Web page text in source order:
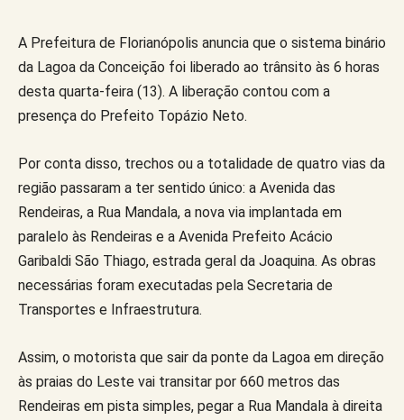
A Prefeitura de Florianópolis anuncia que o sistema binário
da Lagoa da Conceição foi liberado ao trânsito às 6 horas
desta quarta-feira (13). A liberação contou com a
presença do Prefeito Topázio Neto.
Por conta disso, trechos ou a totalidade de quatro vias da
região passaram a ter sentido único: a Avenida das
Rendeiras, a Rua Mandala, a nova via implantada em
paralelo às Rendeiras e a Avenida Prefeito Acácio
Garibaldi São Thiago, estrada geral da Joaquina. As obras
necessárias foram executadas pela Secretaria de
Transportes e Infraestrutura.
Assim, o motorista que sair da ponte da Lagoa em direção
às praias do Leste vai transitar por 660 metros das
Rendeiras em pista simples, pegar a Rua Mandala à direita